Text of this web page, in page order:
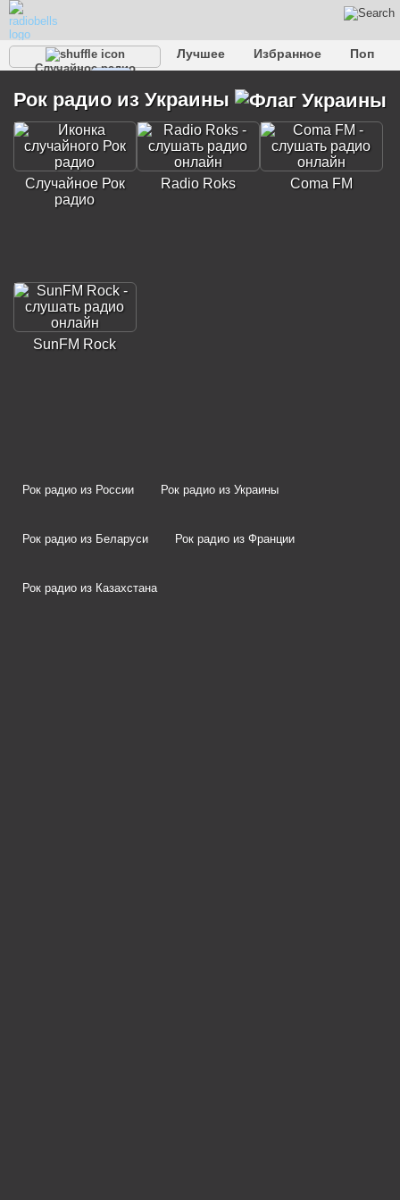
Случайное радио
Лучшее Избранное
Поп
Разговорное
Рэп Транс Дип-хаус
Фолк
Джаз
Детское Классическое
Рок радио из Украины
Случайное Рок
радио
Radio Roks Coma FM
SunFM Rock
Рок радио из России Рок радио из Украины
Рок радио из Беларуси Рок радио из Франции
Рок радио из Казахстана